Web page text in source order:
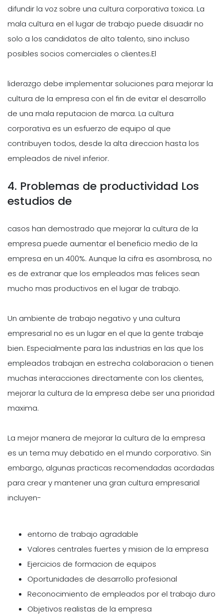
difundir la voz sobre una cultura corporativa toxica. La
mala cultura en el lugar de trabajo puede disuadir no
solo a los candidatos de alto talento, sino incluso
posibles socios comerciales o clientes.El
liderazgo debe implementar soluciones para mejorar la
cultura de la empresa con el fin de evitar el desarrollo
de una mala reputacion de marca. La cultura
corporativa es un esfuerzo de equipo al que
contribuyen todos, desde la alta direccion hasta los
empleados de nivel inferior.
4. Problemas de productividad Los
estudios de
casos han demostrado que mejorar la cultura de la
empresa puede aumentar el beneficio medio de la
empresa en un 400%. Aunque la cifra es asombrosa, no
es de extranar que los empleados mas felices sean
mucho mas productivos en el lugar de trabajo.
Un ambiente de trabajo negativo y una cultura
empresarial no es un lugar en el que la gente trabaje
bien. Especialmente para las industrias en las que los
empleados trabajan en estrecha colaboracion o tienen
muchas interacciones directamente con los clientes,
mejorar la cultura de la empresa debe ser una prioridad
maxima.
La mejor manera de mejorar la cultura de la empresa
es un tema muy debatido en el mundo corporativo. Sin
embargo, algunas practicas recomendadas acordadas
para crear y mantener una gran cultura empresarial
incluyen-
entorno de trabajo agradable
Valores centrales fuertes y mision de la empresa
Ejercicios de formacion de equipos
Oportunidades de desarrollo profesional
Reconocimiento de empleados por el trabajo duro
Objetivos realistas de la empresa